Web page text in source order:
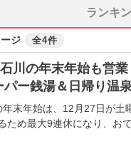
ランキ
ジ 全4件
石川の年末年始も営
パー銭湯＆日帰り温
末年始は、12月27日が土
ため最大9連休になり、お